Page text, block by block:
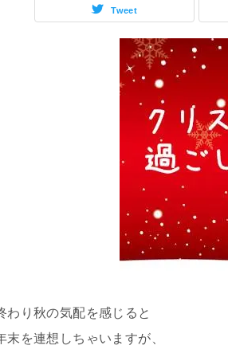
Tweet
わり秋の気配を感じると
末を連想しちゃいますが、